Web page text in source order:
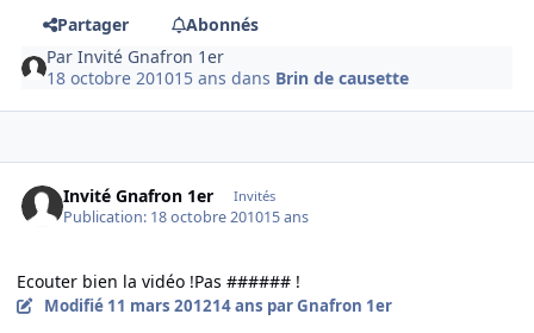
Partager
Abonnés
ParInvité Gnafron 1er
18 octobre 201015 ans dans Brin de causette
Invité Gnafron 1er Invités
Publication: 18 octobre 201015 ans
Ecouter bien la vidéo !Pas ###### !
Modifié 11 mars 201214 ans par Gnafron 1er